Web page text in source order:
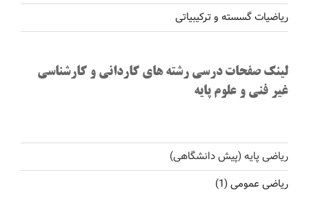
ریاضیات گسسته و ترکیبیاتی
لینک صفحات درسی رشته های کاردانی و کارشناسی
غیر فنی و علوم پایه
ریاضی پایه (پیش دانشگاهی)
ریاضی عمومی (1)